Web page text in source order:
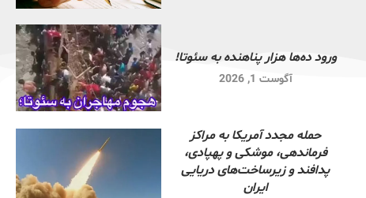
ورود ده‌ها هزار پناهنده به سئوتا!
آگوست 1, 2026
حمله مجدد آمریکا به مراکز
فرماندهی، موشکی و پهپادی،
پدافند و زیرساخت‌های دریایی
ایران